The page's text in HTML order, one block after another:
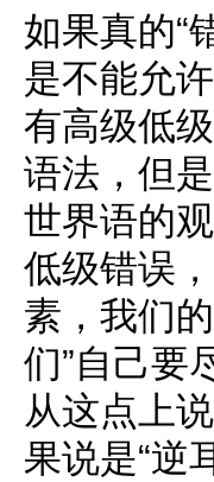
如果真的“
是不能允
有高级低
语法，但
世界语的
低级错误
素，我们
们”自己要
从这点上
果说是“逆